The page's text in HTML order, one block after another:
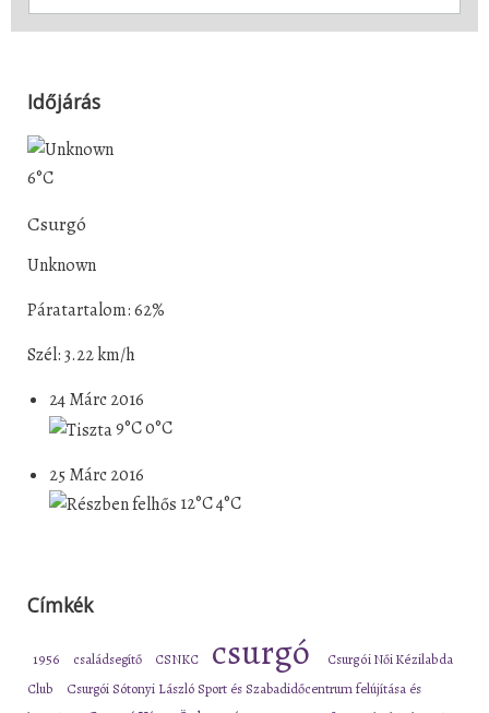
Időjárás
6°C
Csurgó
Unknown
Páratartalom: 62%
Szél: 3.22 km/h
24 Márc 2016
9°C0°C
25 Márc 2016
12°C4°C
Címkék
1956 családsegítő CSNKC csurgó
Csurgói Női Kézilabda
Club
Csurgói Sótonyi László Sport és Szabadidőcentrum felújítása és